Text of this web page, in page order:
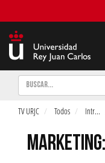
Buscar
TV URJC Todos Intr...